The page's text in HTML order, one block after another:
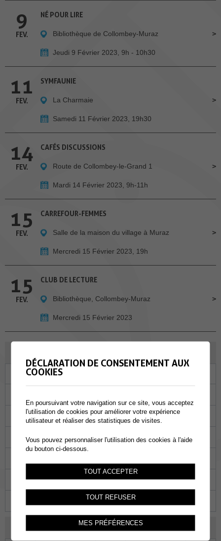
9
FEV.
NÉ POUR LIRE
Bibliothèque de Collombey-Muraz
Jeudi 9 Février 2023, 9h - 10h30
11
FEV.
SYMFAUNIE
La Charmaie
Samedi 11 Février 2023, 19h30
14
FEV.
CAFÉS DISCUSSIONS
Route de Collombey-le-Grand 1
Mardi 14 Février 2023, 9h-11h
15
FEV.
CARREFOUR-FEMMES
Salle de la maison du village à Muraz
Mercredi 15 Février 2023, 19h
15
FEV.
CLUB DE LECTURE
Bibliothèque, Collombey-Muraz
Mercredi 15 Février 2023
Ma
03 04 05 06 07
10 11 12 13 14
24 25 26 27 28
02
NOVEMBRE 2023
DÉCLARATION DE CONSENTEMENT AUX
COOKIES
En poursuivant votre navigation sur ce site, vous acceptez
l'utilisation de cookies pour améliorer votre expérience
utilisateur et réaliser des statistiques de visites.
Vous pouvez personnaliser l'utilisation des cookies à l'aide
du bouton ci-dessous.
TOUT ACCEPTER
TOUT REFUSER
MES PRÉFÉRENCES